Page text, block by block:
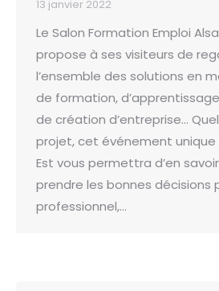
13 janvier 2022
Le Salon Formation Emploi
propose à ses visiteurs de
l’ensemble des solutions en
de formation,
de création d’entreprise…
projet, cet événement unique
Est vous permettra d’en
prendre les bonnes décisions
professionnel,…